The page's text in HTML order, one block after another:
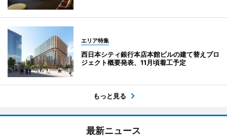
エリア特集
西日本シティ銀行本店本館ビルの建て替えプロ
ジェクト概要発表、11月頃着工予定
もっと見る
最新ニュース